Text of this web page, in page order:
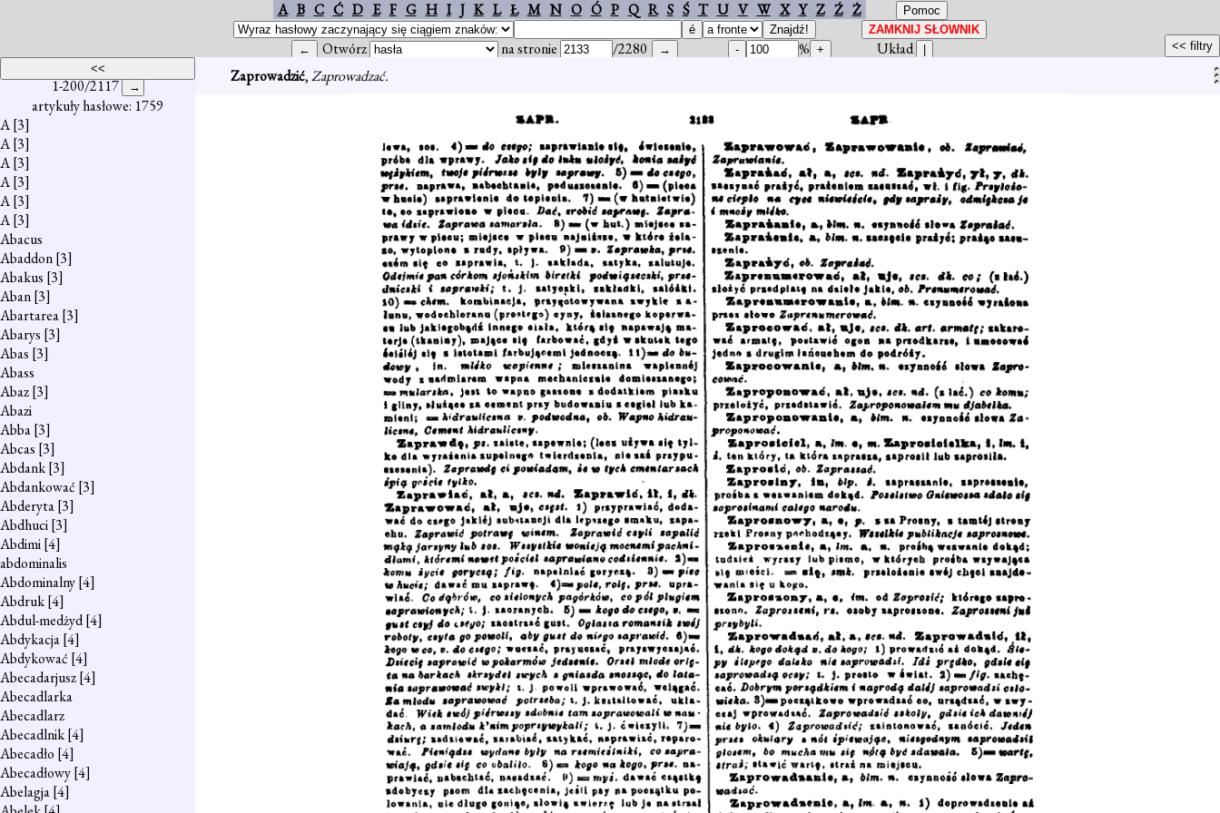
A B C Ć D E F G H I J K L Ł M N O Ó P Q R S Ś T U V W X Y Z Ź Ż
Otwórz na stronie /2280 %
Układ
1-200/2117
artykuły hasłowe: 1759
A[3]
A[3]
A[3]
A[3]
A[3]
A[3]
Abacus
Abaddon[3]
Abakus [3]
Aban[3]
Abartarea[3]
Abarys [3]
Abas [3]
Abass
Abaz[3]
Abazi
Abba[3]
Abcas [3]
Abdank[3]
Abdankować [3]
Abderyta[3]
Abdhuci[3]
Abdimi[4]
abdominalis
Abdominalny[4]
Abdruk[4]
Abdul-medżyd[4]
Abdykacja[4]
Abdykować [4]
Abecadarjusz[4]
Abecadlarka
Abecadlarz
Abecadlnik[4]
Abecadło [4]
Abecadłowy[4]
Abelagja[4]
Zaprowadzić,Zaprowadzać.